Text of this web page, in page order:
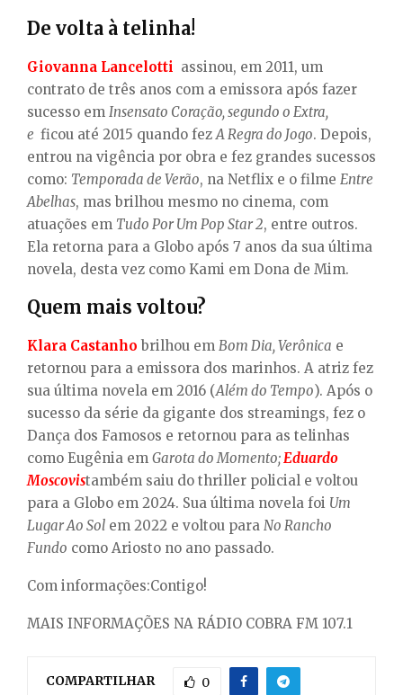
De volta à telinha!
Giovanna Lancelotti assinou, em 2011, um
contrato de três anos com a emissora após fazer
sucesso em Insensato Coração, segundo o Extra,
e ficou até 2015 quando fez A Regra do Jogo. Depois,
entrou na vigência por obra e fez grandes sucessos
como: Temporada de Verão, na Netflix e o filme Entre
Abelhas, mas brilhou mesmo no cinema, com
atuações em Tudo Por Um Pop Star 2, entre outros.
Ela retorna para a Globo após 7 anos da sua última
novela, desta vez como Kami em Dona de Mim.
Quem mais voltou?
Klara Castanho brilhou em Bom Dia, Verônica e
retornou para a emissora dos marinhos. A atriz fez
sua última novela em 2016 (Além do Tempo). Após o
sucesso da série da gigante dos streamings, fez o
Dança dos Famosos e retornou para as telinhas
como Eugênia em Garota do Momento; Eduardo
Moscovistambém saiu do thriller policial e voltou
para a Globo em 2024. Sua última novela foi Um
Lugar Ao Sol em 2022 e voltou para No Rancho
Fundo como Ariosto no ano passado.
Com informações:Contigo!
MAIS INFORMAÇÕES NA RÁDIO COBRA FM 107.1
COMPARTILHAR 0